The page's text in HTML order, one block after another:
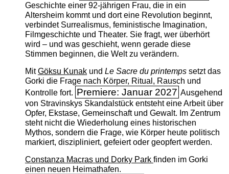
Geschichte einer 92-jährigen Frau, die in ein
Altersheim kommt und dort eine Revolution beginnt,
verbindet Surrealismus, feministische Imagination,
Filmgeschichte und Theater. Sie fragt, wer überhört
wird – und was geschieht, wenn gerade diese
Stimmen beginnen, die Welt zu verändern.
MitGöksu Kunakund Le Sacre du printempssetzt das
Gorki die Frage nach Körper, Ritual, Rausch und
Kontrolle fort. Premiere: Januar 2027 Ausgehend
von Stravinskys Skandalstück entsteht eine Arbeit über
Opfer, Ekstase, Gemeinschaft und Gewalt. Im Zentrum
steht nicht die Wiederholung eines historischen
Mythos, sondern die Frage, wie Körper heute politisch
markiert, diszipliniert, gefeiert oder geopfert werden.
Constanza Macras und Dorky Park finden im Gorki
einen neuen Heimathafen.